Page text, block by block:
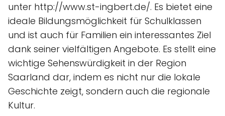
unter http://www.st-ingbert.de/. Es bietet eine
ideale Bildungsmöglichkeit für Schulklassen
und ist auch für Familien ein interessantes Ziel
dank seiner vielfältigen Angebote. Es stellt eine
wichtige Sehenswürdigkeit in der Region
Saarland dar, indem es nicht nur die lokale
Geschichte zeigt, sondern auch die regionale
Kultur.